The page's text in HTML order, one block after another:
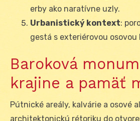
erby ako naratívne uzly.
Urbanistický kontext:
gestá s exteriérovou osovou
Baroková
krajine a pamäť
Pútnické areály, kalvárie a osové
architektonickú rétoriku do